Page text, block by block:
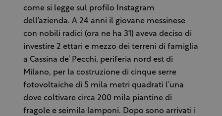
come si legge sul profilo Instagram
dell’azienda. A 24 anni il giovane messinese
con nobili radici (ora ne ha 31) aveva deciso di
investire 2 ettari e mezzo dei terreni di famiglia
a Cassina de’ Pecchi, periferia nord est di
Milano, per la costruzione di cinque serre
fotovoltaiche di 5 mila metri quadrati l’una
dove coltivare circa 200 mila piantine di
fragole e seimila lamponi. Dopo sono arrivati i